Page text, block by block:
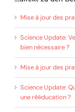
Mise à jour des
Science Update:
bien nécessaire ?
Mise à jour des
Science Update:
une rééducation ?